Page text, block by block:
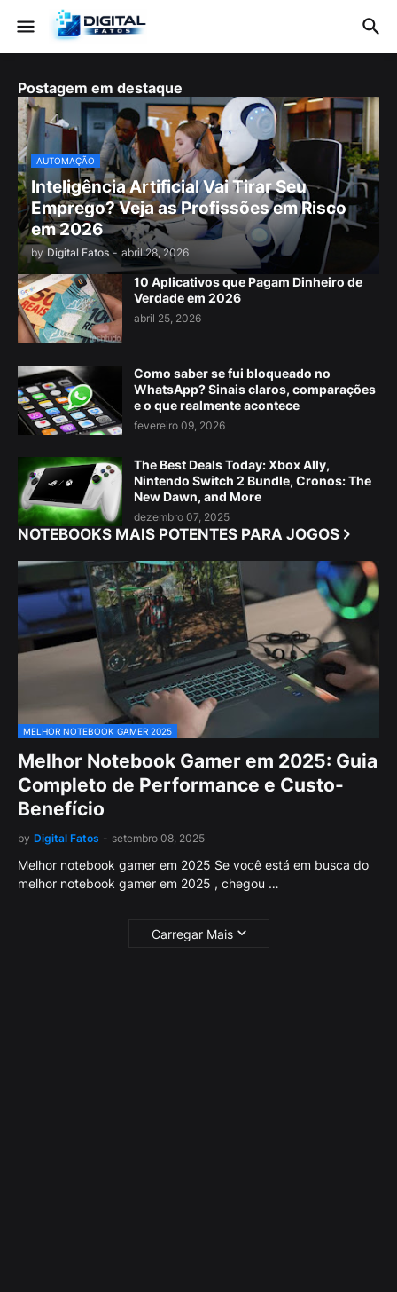
Postagem em destaque
AUTOMAÇÃO
Inteligência Artificial Vai Tirar Seu
Emprego? Veja as Profissões em Risco
em 2026
by Digital Fatos - abril 28, 2026
10 Aplicativos que Pagam Dinheiro de
Verdade em 2026
abril 25, 2026
Como saber se fui bloqueado no
WhatsApp? Sinais claros, comparações
e o que realmente acontece
fevereiro 09, 2026
The Best Deals Today: Xbox Ally,
Nintendo Switch 2 Bundle, Cronos: The
New Dawn, and More
dezembro 07, 2025
NOTEBOOKS MAIS POTENTES PARA JOGOS
MELHOR NOTEBOOK GAMER 2025
Melhor Notebook Gamer em 2025: Guia
Completo de Performance e Custo-
Benefício
by Digital Fatos - setembro 08, 2025
Melhor notebook gamer em 2025 Se você está em busca do
melhor notebook gamer em 2025 , chegou …
Carregar Mais